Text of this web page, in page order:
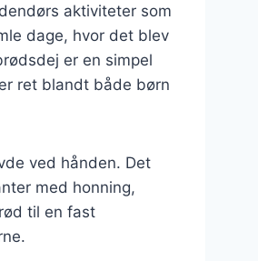
aktiviteter som
dage, hvor det blev
er en simpel
ret blandt både børn
ved hånden. Det
med honning,
til en fast